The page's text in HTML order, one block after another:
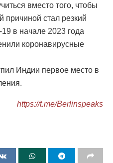
вместо того, чтобы
стал резкий
в начале 2023 года
коронавирусные
Индии первое место в
https://t.me/Berlinspeaks